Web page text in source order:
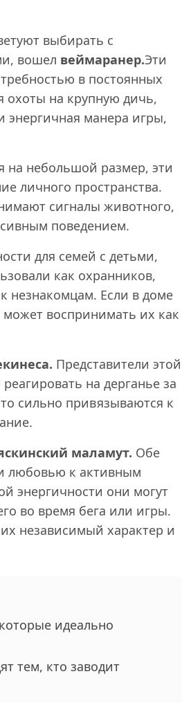
выбирать с
вошел веймаранер.Эти
в постоянных
охоты на крупную дичь,
энергичная манера игры,
на небольшой размер, эти
личного пространства.
сигналы животного,
поведением.
для семей с детьми,
как охранников,
незнакомцам. Если в доме
может воспринимать их как
Представители этой
на дерганье за
сильно привязываются к
маламут. Обе
любовью к активным
энергичности они могут
во время бега или игры.
независимый характер и
идеально
тем, кто заводит